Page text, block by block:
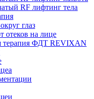
RF лифтинг тела
глаз
отеков на лице
терапия ФДТ REVIXAN